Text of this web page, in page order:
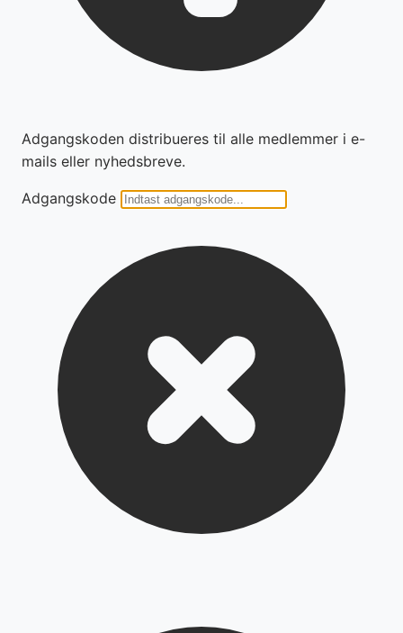
Adgangskoden distribueres til alle medlemmer i e-
mails eller nyhedsbreve.
Adgangskode